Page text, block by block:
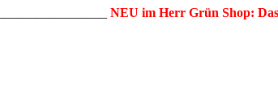
NEU im Herr Grün Shop: